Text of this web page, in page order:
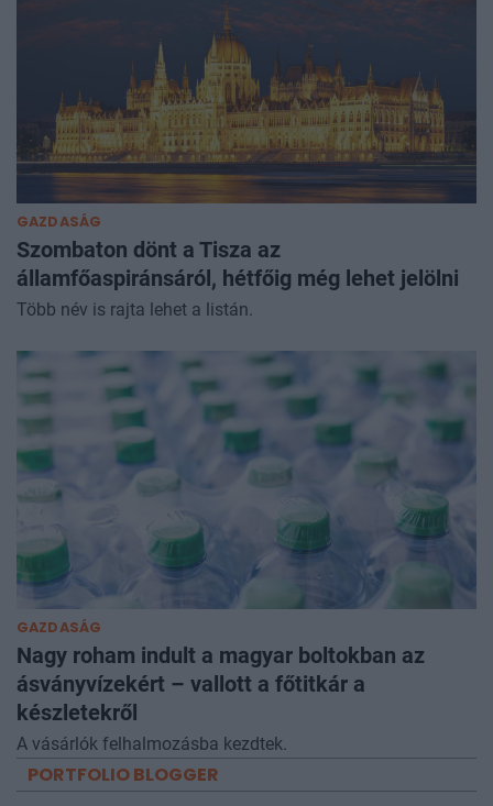
GAZDASÁG
Szombaton dönt a Tisza az
államfőaspiránsáról, hétfőig még lehet jelölni
Több név is rajta lehet a listán.
GAZDASÁG
Nagy roham indult a magyar boltokban az
ásványvízekért – vallott a főtitkár a
készletekről
A vásárlók felhalmozásba kezdtek.
PORTFOLIO BLOGGER